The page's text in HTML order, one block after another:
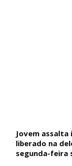
Jovem assalta
liberado na
segunda-feira